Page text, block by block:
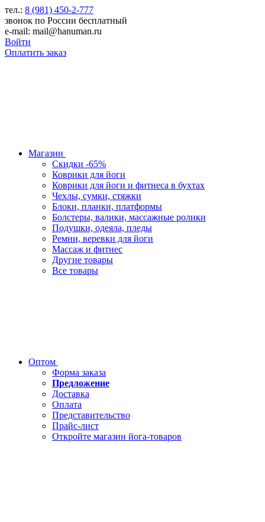
тел.: 8 (981) 450-2-777
звонок по России бесплатный
e-mail: mail@hanuman.ru
Войти
Оплатить заказ
Магазин
Скидки -65%
Коврики для йоги
Коврики для йоги и фитнеса в бухтах
Чехлы, сумки, стяжки
Блоки, планки, платформы
Болстеры, валики, массажные ролики
Подушки, одеяла, пледы
Ремни, веревки для йоги
Массаж и фитнес
Другие товары
Все товары
Оптом
Форма заказа
Предложение
Доставка
Оплата
Представительство
Прайс-лист
Откройте магазин йога-товаров